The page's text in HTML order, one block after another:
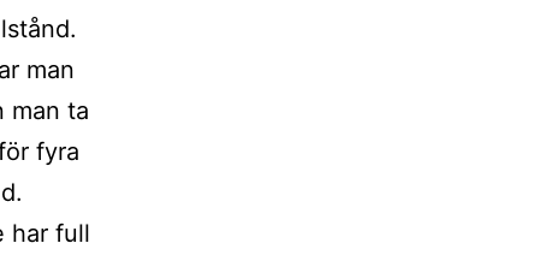
man
man ta
fyra
har full